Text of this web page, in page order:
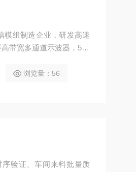
模组制造企业，研发高速
带宽多通道示波器，500
体化集成 FastAcq 荧光
浏览量：56
验证、车间来料批量质